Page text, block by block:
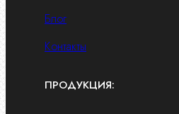
Блог
Контакты
ПРОДУКЦИЯ: